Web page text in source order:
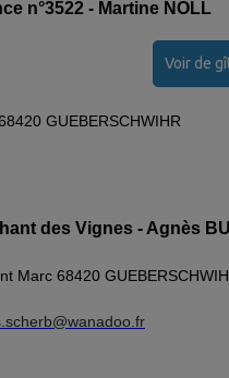
n°3522 - Martine NOLL
Voir de
GUEBERSCHWIHR
des Vignes - Agnès
Marc 68420